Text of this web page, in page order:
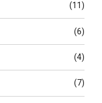
(11)
(6)
(4)
(7)